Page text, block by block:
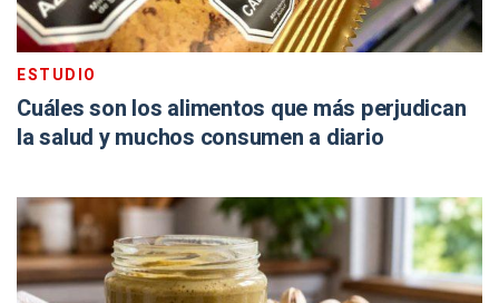
ESTUDIO
Cuáles son los alimentos que más perjudican
la salud y muchos consumen a diario